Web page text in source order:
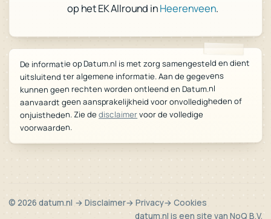
op het EK Allround inHeerenveen.
De informatie op Datum.nl is met zorg samengesteld en dient
uitsluitend ter algemene informatie. Aan de gegevens
kunnen geen rechten worden ontleend en Datum.nl
aanvaardt geen aansprakelijkheid voor onvolledigheden of
onjuistheden. Zie dedisclaimervoor de volledige
voorwaarden.
© 2026 datum.nl → Disclaimer→ Privacy→ Cookies
datum.nl is een site van NoQ B.V.